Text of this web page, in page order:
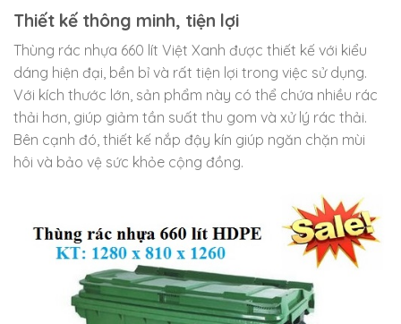
Thiết kế thông minh, tiện lợi
Thùng rác nhựa 660 lít Việt Xanh được thiết kế với kiểu
dáng hiện đại, bền bỉ và rất tiện lợi trong việc sử dụng.
Với kích thước lớn, sản phẩm này có thể chứa nhiều rác
thải hơn, giúp giảm tần suất thu gom và xử lý rác thải.
Bên cạnh đó, thiết kế nắp đậy kín giúp ngăn chặn mùi
hôi và bảo vệ sức khỏe cộng đồng.